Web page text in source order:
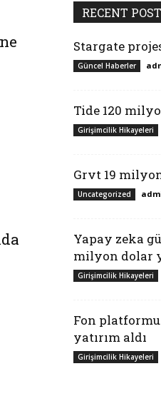
RECENT
Stargate
Güncel Haberler
Tide 120
Girişimcilik Hikayeleri
Grvt 19
Uncategorized
Yapay zeka
milyon dolar
Girişimcilik Hikayeleri
Fon
yatırım aldı
Girişimcilik Hikayeleri